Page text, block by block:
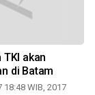
akan
di Batam
18:48 WIB, 2017